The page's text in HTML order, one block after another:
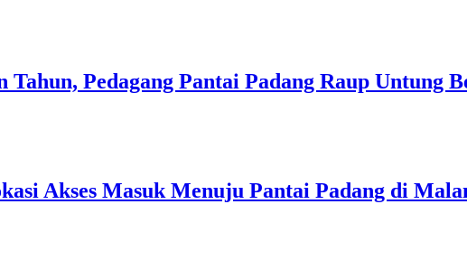
Pedagang Pantai Padang Raup Untung
Akses Masuk Menuju Pantai Padang di